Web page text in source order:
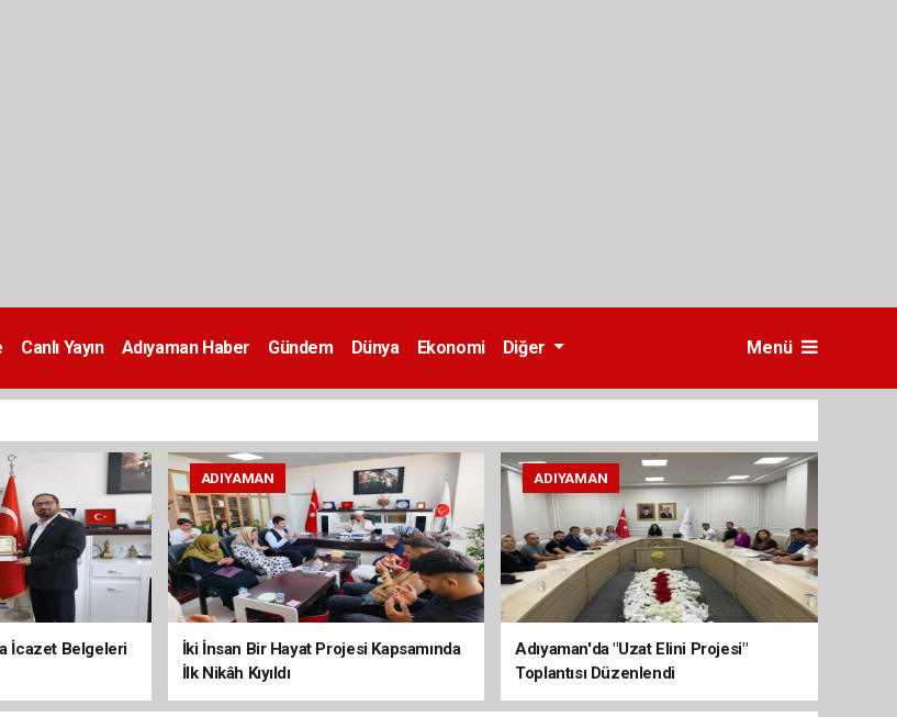
Canlı Yayın Adıyaman Haber Gündem Dünya Ekonomi Diğer Menü
İcazet Belgeleri
ADIYAMAN
İki İnsan Bir Hayat Projesi Kapsamında
İlk Nikâh Kıyıldı
ADIYAMAN
Adıyaman'da "Uzat Elini Projesi"
Toplantısı Düzenlendi